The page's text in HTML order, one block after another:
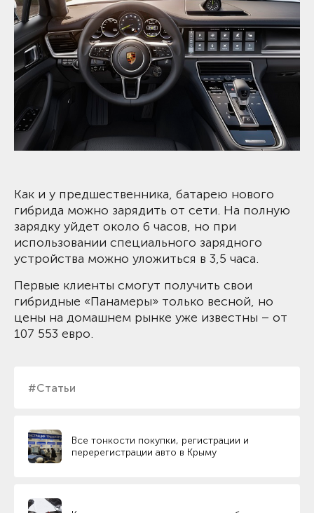
#Статьи
Все тонкости покупки, регистрации и
перерегистрации авто в Крыму
Как и у предшественника, батарею нового
гибрида можно зарядить от сети. На полную
зарядку уйдет около 6 часов, но при
использовании специального зарядного
устройства можно уложиться в 3,5 часа.
Первые клиенты смогут получить свои
гибридные «Панамеры» только весной, но
цены на домашнем рынке уже известны – от
107 553 евро.